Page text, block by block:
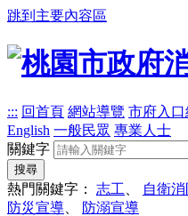
跳到主要內容區
::: 回首頁 網站導覽 市府入口
English 一般民眾 專業人士
關鍵字
搜尋
熱門關鍵字： 志工 自衛
防災宣導
防溺宣導